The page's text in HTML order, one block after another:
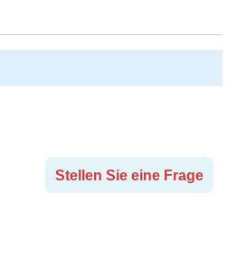
Stellen Sie eine Frage